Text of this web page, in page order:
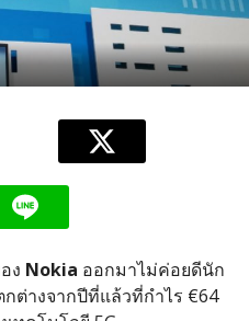
ง Nokia ออกมาไม่ค่อยดีนัก
ต่างจากปีที่แล้วที่กำไร €64